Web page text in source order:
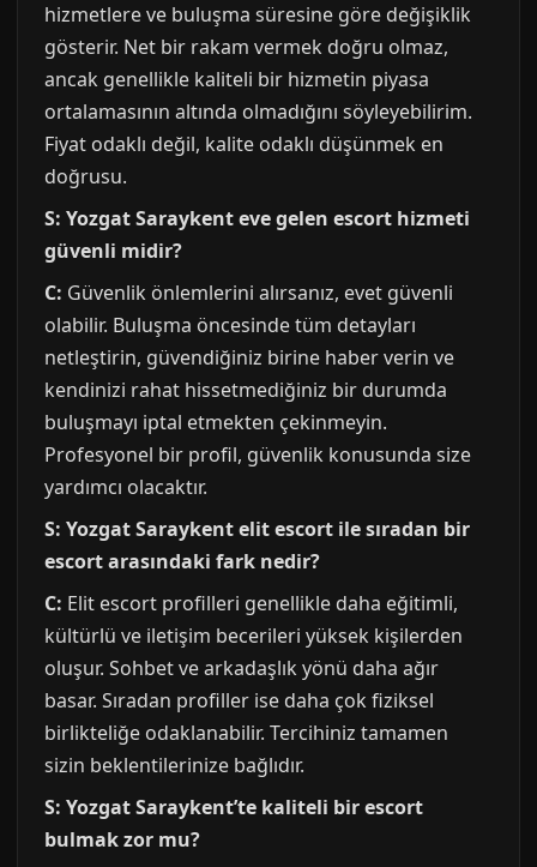
hizmetlere ve buluşma süresine göre değişiklik
gösterir. Net bir rakam vermek doğru olmaz,
ancak genellikle kaliteli bir hizmetin piyasa
ortalamasının altında olmadığını söyleyebilirim.
Fiyat odaklı değil, kalite odaklı düşünmek en
doğrusu.
S: Yozgat Saraykent eve gelen escort hizmeti
güvenli midir?
C: Güvenlik önlemlerini alırsanız, evet güvenli
olabilir. Buluşma öncesinde tüm detayları
netleştirin, güvendiğiniz birine haber verin ve
kendinizi rahat hissetmediğiniz bir durumda
buluşmayı iptal etmekten çekinmeyin.
Profesyonel bir profil, güvenlik konusunda size
yardımcı olacaktır.
S: Yozgat Saraykent elit escort ile sıradan bir
escort arasındaki fark nedir?
C: Elit escort profilleri genellikle daha eğitimli,
kültürlü ve iletişim becerileri yüksek kişilerden
oluşur. Sohbet ve arkadaşlık yönü daha ağır
basar. Sıradan profiller ise daha çok fiziksel
birlikteliğe odaklanabilir. Tercihiniz tamamen
sizin beklentilerinize bağlıdır.
S: Yozgat Saraykent’te kaliteli bir escort
bulmak zor mu?